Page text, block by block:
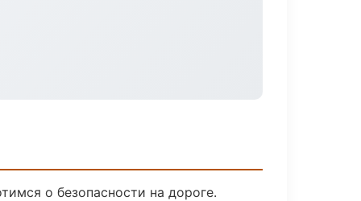
о безопасности на дороге.